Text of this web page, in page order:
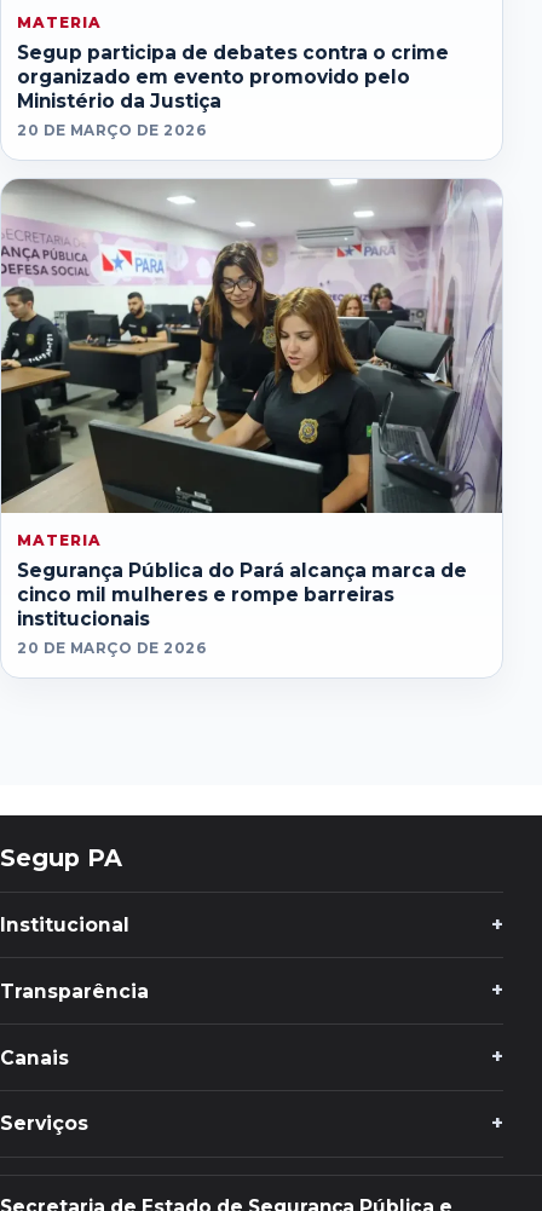
MATERIA
Segup participa de debates contra o crime
organizado em evento promovido pelo
Ministério da Justiça
20 DE MARÇO DE 2026
MATERIA
Segurança Pública do Pará alcança marca de
cinco mil mulheres e rompe barreiras
institucionais
20 DE MARÇO DE 2026
Segup PA
Institucional
Transparência
Canais
Serviços